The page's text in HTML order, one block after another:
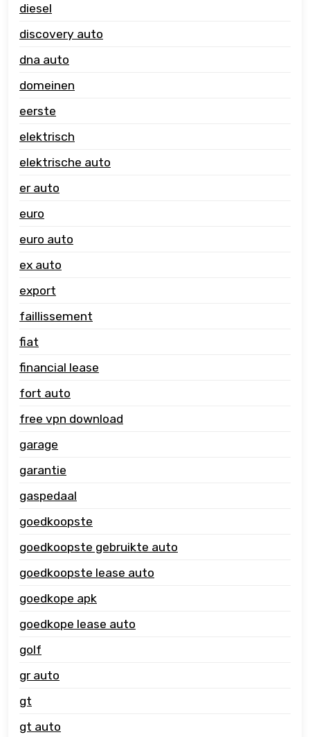
diesel
discovery auto
dna auto
domeinen
eerste
elektrisch
elektrische auto
er auto
euro
euro auto
ex auto
export
faillissement
fiat
financial lease
fort auto
free vpn download
garage
garantie
gaspedaal
goedkoopste
goedkoopste gebruikte auto
goedkoopste lease auto
goedkope apk
goedkope lease auto
golf
gr auto
gt
gt auto